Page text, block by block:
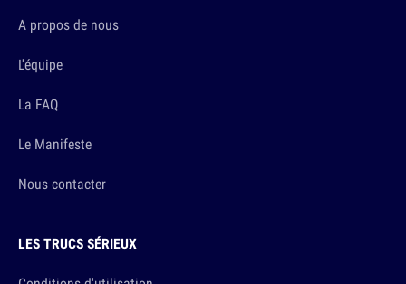
A propos de nous
L'équipe
La FAQ
Le Manifeste
Nous contacter
LES TRUCS SÉRIEUX